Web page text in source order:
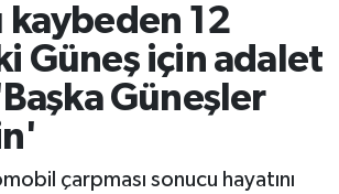
kaybeden 12
Güneş için adalet
Güneşler
çarpması sonucu hayatını
Yoğunluk Haritası
Durumu ve Fikstür